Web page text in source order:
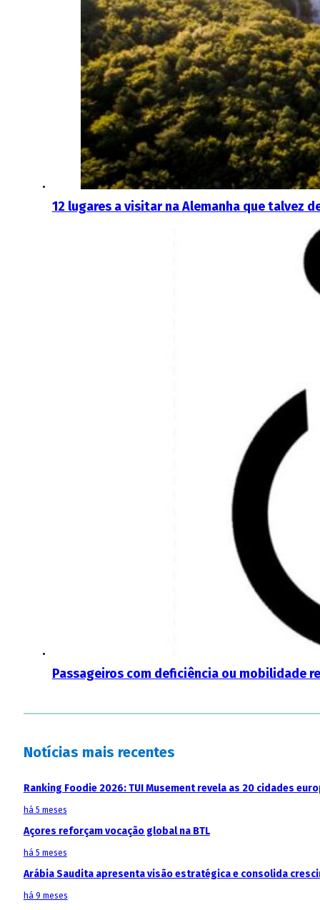
12 lugares a visitar na Alemanha que talvez
Passageiros com deficiência ou mobilidade
Notícias mais recentes
Ranking Foodie 2026: TUI Musement revela as 20 cidades
há 5 meses
Açores reforçam vocação global na BTL
há 5 meses
Arábia Saudita apresenta visão estratégica e consolida
há 9 meses